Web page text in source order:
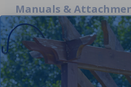
Manuals &
Hayward Swimclear 325 SQ
Sheet
Hayward Energy Solutions